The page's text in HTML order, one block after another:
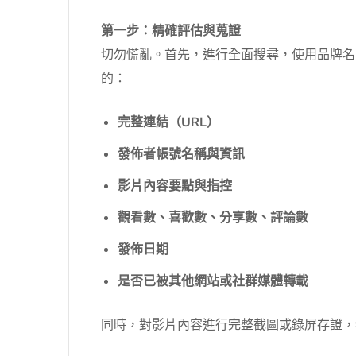
第一步：精確評估與蒐證
切勿慌亂。首先，進行全面搜尋，使用品牌
的：
完整連結（URL）
發佈者帳號名稱與資訊
影片內容要點與指控
觀看數、喜歡數、分享數、評論數
發佈日期
是否已被其他網站或社群媒體轉載
同時，對影片內容進行完整截圖或錄屏存證